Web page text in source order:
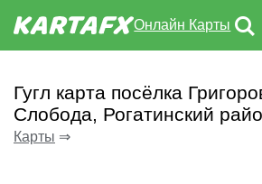
Онлайн Карты
Гугл карта посёлка
Слобода, Рогатинский
Карты ⇒